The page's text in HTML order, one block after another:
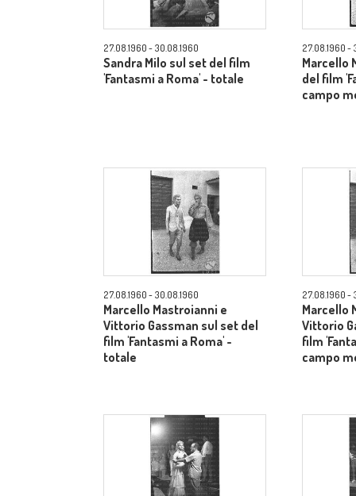
27.08.1960 - 30.08.1960
Sandra Milo sul set del film
'Fantasmi a Roma' - totale
27.08.1960 -
Marcello
del film
campo
27.08.1960 - 30.08.1960
Marcello Mastroianni e
Vittorio Gassman sul set del
film 'Fantasmi a Roma' -
totale
27.08.1960 -
Marcello
Vittorio
film
campo